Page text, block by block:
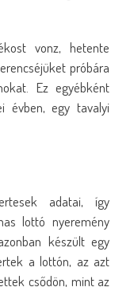
vonz, hetente
próbára
Ez egyébként
évben, egy tavalyi
adatai, így
lottó nyeremény
készült egy
a lottón, az azt
csődön, mint az